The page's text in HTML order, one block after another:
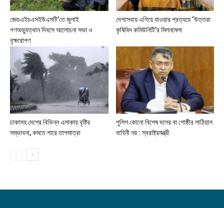
জেডএইচএসইউএসটি’তে জুলাই
গণঅভ্যুত্থান দিবসে আলোচনা সভা ও
বৃক্ষরোপণ
দেশসেবায় এগিয়ে যাওয়ার প্রত্যয়ে ‘উত্তরা
কৃষিবিদ কমিউনিটি’র মিলনমেলা
ঢাকাসহ দেশের বিভিন্ন এলাকায় বৃষ্টির
সম্ভাবনা, কমতে পারে তাপমাত্রা
পুলিশ কোনো বিশেষ দলের বা গোষ্ঠীর লাঠিয়াল
বাহিনী নয় : স্বরাষ্ট্রমন্ত্রী